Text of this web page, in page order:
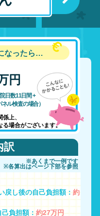
ら…
間 +
場合）
ございます。
※あくまで一例です
ページ下部を参照
の自己負担額：約
：約27万円
ど：約19万円